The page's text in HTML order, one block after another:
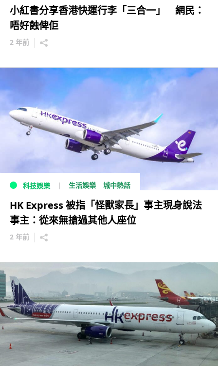
小紅書分享香港快運行李「三合一」 網民：
唔好蝕俾佢
2 年前
科技娛樂 生活娛樂 城中熱話
HK Express 被指「怪獸家長」事主現身說法
事主：從來無搶過其他人座位
2 年前